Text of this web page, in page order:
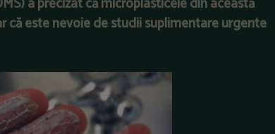
că este nevoie de studii suplimentare urgente